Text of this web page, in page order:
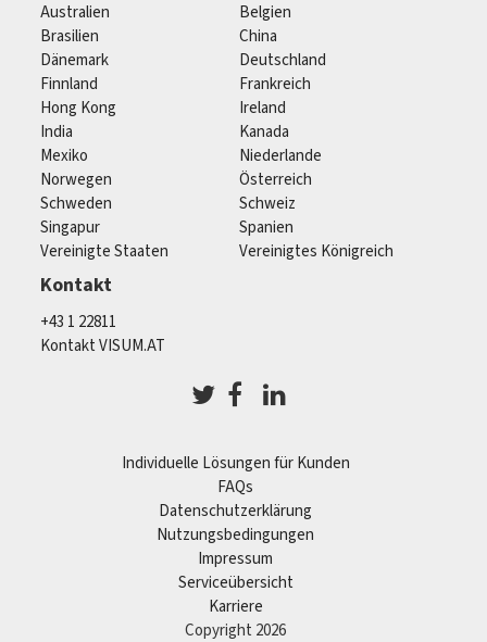
Australien
Belgien
Brasilien
China
Dänemark
Deutschland
Finnland
Frankreich
Hong Kong
Ireland
India
Kanada
Mexiko
Niederlande
Norwegen
Österreich
Schweden
Schweiz
Singapur
Spanien
Vereinigte Staaten
Vereinigtes Königreich
Kontakt
+43 1 22811
Kontakt VISUM.AT
Individuelle Lösungen für Kunden
FAQs
Datenschutzerklärung
Nutzungsbedingungen
Impressum
Serviceübersicht
Karriere
Copyright 2026